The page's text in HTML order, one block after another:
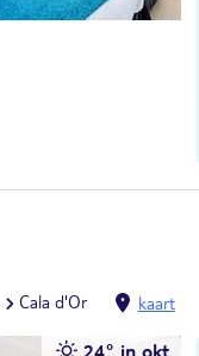
Cala d'Or kaart
24° in okt